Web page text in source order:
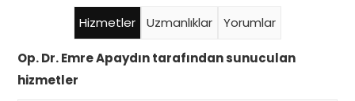
Hizmetler Uzmanlıklar Yorumlar
Op. Dr. Emre Apaydın tarafından sunuculan
hizmetler